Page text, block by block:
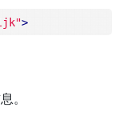
>
。